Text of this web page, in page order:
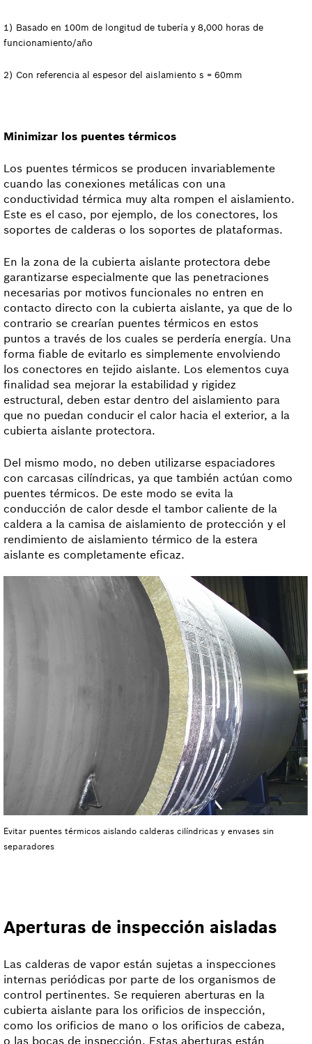
1) Basado en 100m de longitud de tubería y 8,000 horas de
funcionamiento/año
2) Con referencia al espesor del aislamiento s = 60mm
Minimizar los puentes térmicos
Los puentes térmicos se producen invariablemente
cuando las conexiones metálicas con una
conductividad térmica muy alta rompen el aislamiento.
Este es el caso, por ejemplo, de los conectores, los
soportes de calderas o los soportes de plataformas.
En la zona de la cubierta aislante protectora debe
garantizarse especialmente que las penetraciones
necesarias por motivos funcionales no entren en
contacto directo con la cubierta aislante, ya que de lo
contrario se crearían puentes térmicos en estos
puntos a través de los cuales se perdería energía. Una
forma fiable de evitarlo es simplemente envolviendo
los conectores en tejido aislante. Los elementos cuya
finalidad sea mejorar la estabilidad y rigidez
estructural, deben estar dentro del aislamiento para
que no puedan conducir el calor hacia el exterior, a la
cubierta aislante protectora.
Del mismo modo, no deben utilizarse espaciadores
con carcasas cilíndricas, ya que también actúan como
puentes térmicos. De este modo se evita la
conducción de calor desde el tambor caliente de la
caldera a la camisa de aislamiento de protección y el
rendimiento de aislamiento térmico de la estera
aislante es completamente eficaz.
Evitar puentes térmicos aislando calderas cilíndricas y envases sin
separadores
Aperturas de inspección aisladas
Las calderas de vapor están sujetas a inspecciones
internas periódicas por parte de los organismos de
control pertinentes. Se requieren aberturas en la
cubierta aislante para los orificios de inspección,
como los orificios de mano o los orificios de cabeza,
o las bocas de inspección. Estas aberturas están